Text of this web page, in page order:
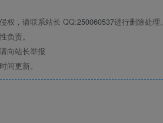
权，请联系站长 QQ:250060537进行删除处理。
负责。
向站长举报
间更新。